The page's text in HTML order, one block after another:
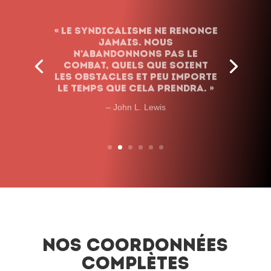
« Le syndicalisme ne renonce
jamais. Nous
n’abandonnons pas le
combat, quels que soient
les obstacles et peu importe
le temps que cela prendra. »
– John L. Lewis
Nos coordonnées
complètes